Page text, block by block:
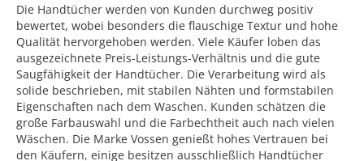
Die Handtücher werden von Kunden durchweg positiv
bewertet, wobei besonders die flauschige Textur und hohe
Qualität hervorgehoben werden. Viele Käufer loben das
ausgezeichnete Preis-Leistungs-Verhältnis und die gute
Saugfähigkeit der Handtücher. Die Verarbeitung wird als
solide beschrieben, mit stabilen Nähten und formstabilen
Eigenschaften nach dem Waschen. Kunden schätzen die
große Farbauswahl und die Farbechtheit auch nach vielen
Wäschen. Die Marke Vossen genießt hohes Vertrauen bei
den Käufern, einige besitzen ausschließlich Handtücher